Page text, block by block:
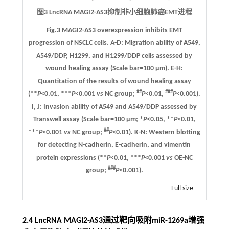
图3 LncRNA MAGI2-AS3抑制非小细胞肺癌EMT进程
Fig.3 MAGI2-AS3 overexpression inhibits EMT
progression of NSCLC cells. A-D: Migration ability of A549,
A549/DDP, H1299, and H1299/DDP cells assessed by
wound healing assay (Scale bar=100 μm).E-H:
Quantitation of the results of wound healing assay
(**P<0.01, ***P<0.001vs NC group;##P<0.01,###P<0.001).
I, J: Invasion ability of A549 and A549/DDP assessed by
Transwell assay (Scale bar=100 μm; *P<0.05, **P<0.01,
***P<0.001vs NC group;##P<0.01).K-N: Western blotting
for detecting N-cadherin, E-cadherin, and vimentin
protein expressions (**P<0.01, ***P<0.001 vsOE-NC
group; ###P<0.001).
Full size
2.4 LncRNA MAGI2-AS3通过靶向吸附miR-1269a增强